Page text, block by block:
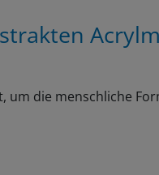
um die menschliche